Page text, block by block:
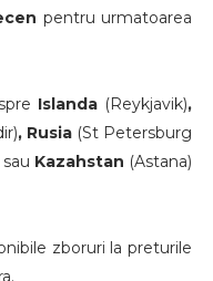
pentru urmatoarea
Islanda (Reykjavik),
, Rusia (St Petersburg
Kazahstan (Astana)
zboruri la preturile